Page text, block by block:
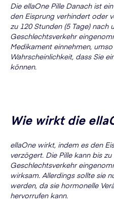
Die ellaOne Pille Danach ist
den Eisprung verhindert oder
zu 120 Stunden (5 Tage) nach
Geschlechtsverkehr
Medikament einnehmen,
Wahrscheinlichkeit, dass Sie
können.
Wie wirkt die
ellaOne wirkt, indem es den
verzögert. Die Pille kann bis
Geschlechtsverkehr
wirksam. Allerdings sollte sie
werden, da sie hormonelle
hervorrufen kann.